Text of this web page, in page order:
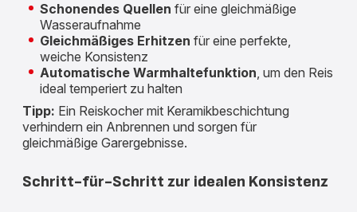
Schonendes Quellen für eine gleichmäßige
Wasseraufnahme
Gleichmäßiges Erhitzen für eine perfekte,
weiche Konsistenz
Automatische Warmhaltefunktion, um den Reis
ideal temperiert zu halten
Tipp: Ein Reiskocher mit Keramikbeschichtung
verhindern ein Anbrennen und sorgen für
gleichmäßige Garergebnisse.
Schritt-für-Schritt zur idealen Konsistenz